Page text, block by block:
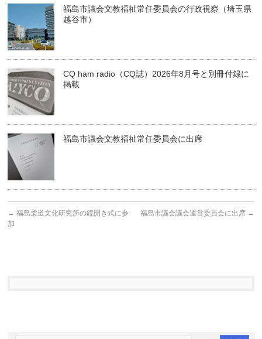
福島市議会文教福祉常任委員会の行政視察（埼玉県
越谷市）
CQ ham radio（CQ誌）2026年8月号と別冊付録に
掲載
福島市議会文教福祉常任委員会に出席
← 福島柔道文化研究所の鏡開き式に参
加
福島市議会議会運営委員会に出席 →